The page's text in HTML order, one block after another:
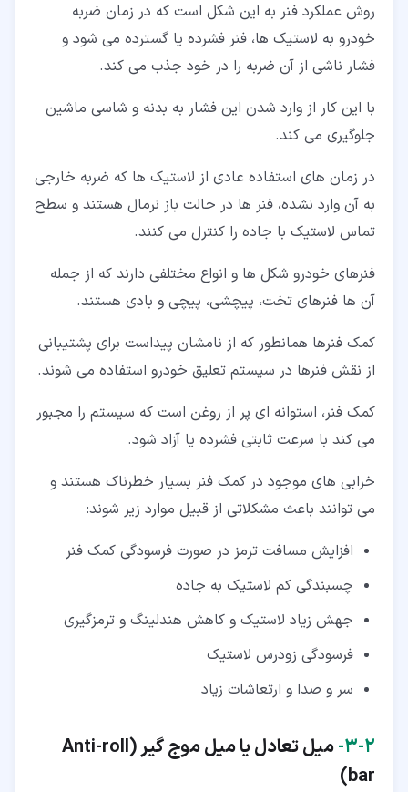
روش عملکرد فنر به این شکل است که در زمان ضربه
خودرو به لاستیک ها، فنر فشرده یا گسترده می شود و
فشار ناشی از آن ضربه را در خود جذب می کند.
با این کار از وارد شدن این فشار به بدنه و شاسی ماشین
جلوگیری می کند.
در زمان های استفاده عادی از لاستیک ها که ضربه خارجی
به آن وارد نشده، فنر ها در حالت باز نرمال هستند و سطح
تماس لاستیک با جاده را کنترل می کنند.
فنرهای خودرو شکل ها و انواع مختلفی دارند که از جمله
آن ها فنرهای تخت، پیچشی، پیچی و بادی هستند.
کمک فنرها همانطور که از نامشان پیداست برای پشتیبانی
از نقش فنرها در سیستم تعلیق خودرو استفاده می شوند.
کمک فنر، استوانه ای پر از روغن است که سیستم را مجبور
می کند با سرعت ثابتی فشرده یا آزاد شود.
خرابی های موجود در کمک فنر بسیار خطرناک هستند و
می توانند باعث مشکلاتی از قبیل موارد زیر شوند:
افزایش مسافت ترمز در صورت فرسودگی کمک فنر
چسبندگی کم لاستیک به جاده
جهش زیاد لاستیک و کاهش هندلینگ و ترمزگیری
فرسودگی زودرس لاستیک
سر و صدا و ارتعاشات زیاد
۲‏-‏۳‏-
میل تعادل یا میل موج گیر (Anti-roll
bar)